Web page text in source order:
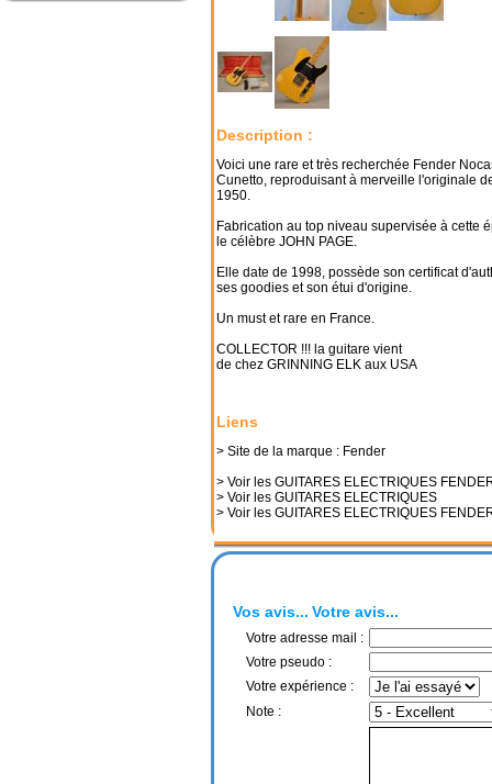
Description :
Voici une rare et très recherchée Fender
Cunetto, reproduisant à merveille l'originale
1950.
Fabrication au top niveau supervisée à cette
le célèbre JOHN PAGE.
Elle date de 1998, possède son certificat
ses goodies et son étui d'origine.
Un must et rare en France.
COLLECTOR !!! la guitare vient
de chez GRINNING ELK aux USA
Liens
> Site de la marque : Fender
> Voir les GUITARES ELECTRIQUES
> Voir les GUITARES ELECTRIQUES
> Voir les GUITARES ELECTRIQUES
Vos avis... Votre avis...
Votre adresse mail :
Votre pseudo :
Votre expérience :
Note :